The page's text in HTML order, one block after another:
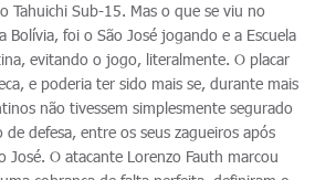
Tahuichi Sub-15. Mas o que se viu no
Bolívia, foi o São José jogando e a Escuela
evitando o jogo, literalmente. O placar
e poderia ter sido mais se, durante mais
não tivessem simplesmente segurado
defesa, entre os seus zagueiros após
José. O atacante Lorenzo Fauth marcou